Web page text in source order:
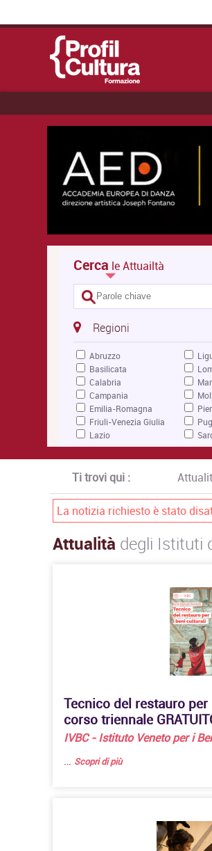
Cerca le Attuailtà
Regioni
Abruzzo
Basilicata
Calabria
Campania
Emilia-Romagna
Friuli-Venezia Giulia
Lazio
Ti trovi qui :
La notizia richiesto è stato
Attualità degli Istituti
Tecnico del restauro
corso triennale
IVBC - Istituto Veneto per i
… Scopri di più